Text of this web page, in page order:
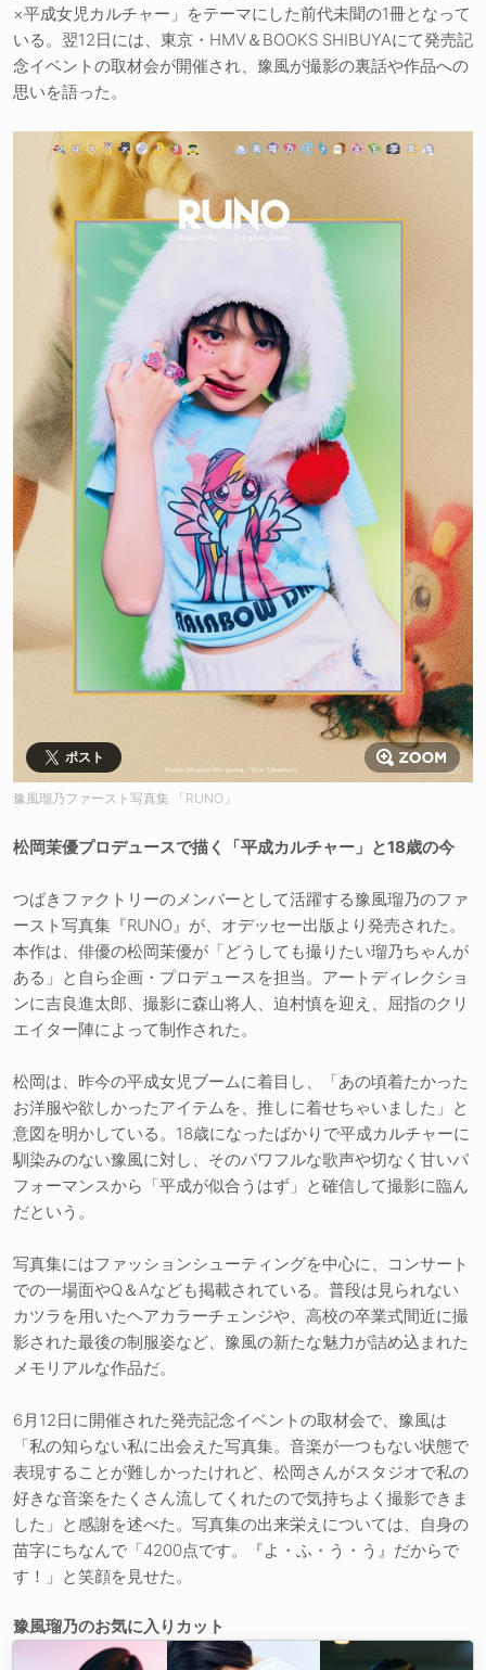
×平成女児カルチャー」をテーマにした前代未聞の1冊となって
いる。翌12日には、東京・HMV＆BOOKS SHIBUYAにて発売記
念イベントの取材会が開催され、豫風が撮影の裏話や作品への
思いを語った。
ポスト
豫風瑠乃ファースト写真集 「RUNO」
松岡茉優プロデュースで描く「平成カルチャー」と18歳の今
つばきファクトリーのメンバーとして活躍する豫風瑠乃のファ
ースト写真集『RUNO』が、オデッセー出版より発売された。
本作は、俳優の松岡茉優が「どうしても撮りたい瑠乃ちゃんが
ある」と自ら企画・プロデュースを担当。アートディレクショ
ンに吉良進太郎、撮影に森山将人、迫村慎を迎え、屈指のクリ
エイター陣によって制作された。
松岡は、昨今の平成女児ブームに着目し、「あの頃着たかった
お洋服や欲しかったアイテムを、推しに着せちゃいました」と
意図を明かしている。18歳になったばかりで平成カルチャーに
馴染みのない豫風に対し、そのパワフルな歌声や切なく甘いパ
フォーマンスから「平成が似合うはず」と確信して撮影に臨ん
だという。
写真集にはファッションシューティングを中心に、コンサート
での一場面やQ＆Aなども掲載されている。普段は見られない
カツラを用いたヘアカラーチェンジや、高校の卒業式間近に撮
影された最後の制服姿など、豫風の新たな魅力が詰め込まれた
メモリアルな作品だ。
6月12日に開催された発売記念イベントの取材会で、豫風は
「私の知らない私に出会えた写真集。音楽が一つもない状態で
表現することが難しかったけれど、松岡さんがスタジオで私の
好きな音楽をたくさん流してくれたので気持ちよく撮影できま
した」と感謝を述べた。写真集の出来栄えについては、自身の
苗字にちなんで「4200点です。『よ・ふ・う・う』だからで
す！」と笑顔を見せた。
豫風瑠乃のお気に入りカット